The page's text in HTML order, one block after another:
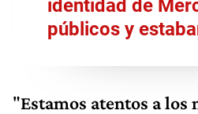
identidad de
públicos y
"Estamos atentos a